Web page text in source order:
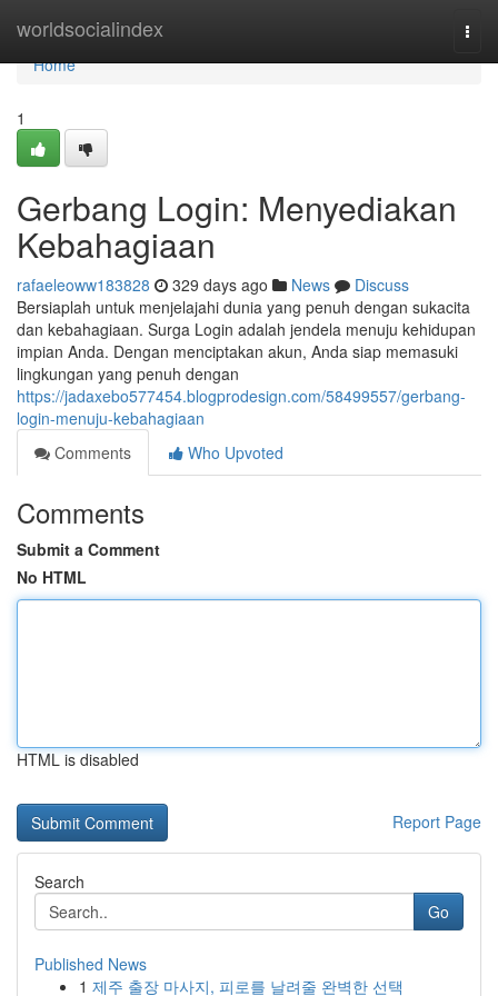
worldsocialindex
Home
Home
1
Gerbang Login: Menyediakan
Kebahagiaan
rafaeleoww183828 329 days ago News
Discuss
Bersiaplah untuk menjelajahi dunia yang penuh dengan sukacita
dan kebahagiaan. Surga Login adalah jendela menuju kehidupan
impian Anda. Dengan menciptakan akun, Anda siap memasuki
lingkungan yang penuh dengan
https://jadaxebo577454.blogprodesign.com/58499557/gerbang-
login-menuju-kebahagiaan
Comments
Who Upvoted
Comments
Submit a Comment
No HTML
HTML is disabled
Report Page
Search
Go
Published News
1 제주 출장 마사지, 피로를 날려줄 완벽한 선택